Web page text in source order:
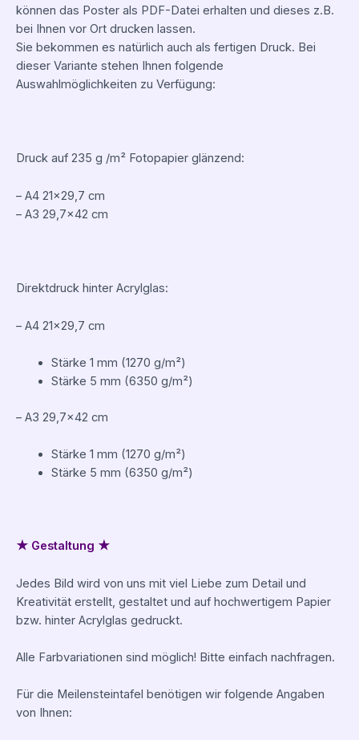
können das Poster als PDF-Datei erhalten und dieses z.B.
bei Ihnen vor Ort drucken lassen.
Sie bekommen es natürlich auch als fertigen Druck. Bei
dieser Variante stehen Ihnen folgende
Auswahlmöglichkeiten zu Verfügung:
Druck auf 235 g /m² Fotopapier glänzend:
– A4 21×29,7 cm
– A3 29,7×42 cm
Direktdruck hinter Acrylglas:
– A4 21×29,7 cm
Stärke 1 mm (1270 g/m²)
Stärke 5 mm (6350 g/m²)
– A3 29,7×42 cm
Stärke 1 mm (1270 g/m²)
Stärke 5 mm (6350 g/m²)
★ Gestaltung ★
Jedes Bild wird von uns mit viel Liebe zum Detail und
Kreativität erstellt, gestaltet und auf hochwertigem Papier
bzw. hinter Acrylglas gedruckt.
Alle Farbvariationen sind möglich! Bitte einfach nachfragen.
Für die Meilensteintafel benötigen wir folgende Angaben
von Ihnen: